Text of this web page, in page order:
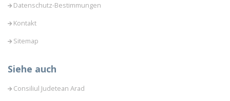
Datenschutz-Bestimmungen
Kontakt
Sitemap
Siehe auch
Consiliul Judetean Arad